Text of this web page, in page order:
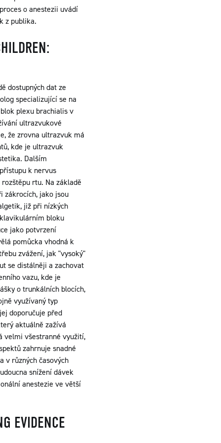
o anestezii uvádí
z publika.
dostupných dat ze
specializující se na
plexu brachialis v
ultrazvukové
že zrovna ultrazvuk má
kde je ultrazvuk
Dalším
k nervus
rtu. Na základě
zákrocích, jako jsou
již při nízkých
bloku
jako potvrzení
pomůcka vhodná k
zvážení, jak "vysoký"
se distálněji a zachovat
vazu, kde je
o trunkálních blocích,
využívaný typ
doporučuje před
aktuálně zažívá
velmi všestranné využití,
zahrnuje snadné
v různých časových
snížení dávek
anestezie ve větší
EVIDENCE